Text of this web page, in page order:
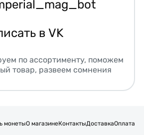
в VK
по ассортименту, поможем
товар, развеем сомнения
монетыО магазинеКонтактыДоставкаОплата